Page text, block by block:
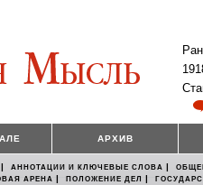
АРХИВ
| АННОТАЦИИ И КЛЮЧЕВЫЕ СЛОВА |
АРЕНА | ПОЛОЖЕНИЕ ДЕЛ |